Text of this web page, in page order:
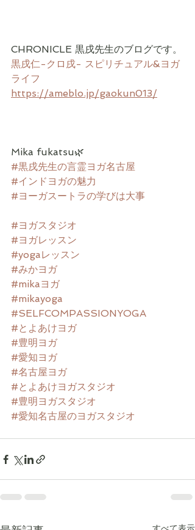
CHRONICLE 黒戌先生のブログです。
黒戌仁-クロ戌- スピリチュアル&ヨガ
ライフ
https://ameblo.jp/gaokun013/
Mika fukatsu🌿
#黒戌先生の言霊ヨガ名古屋
#インドヨガの魅力
#ヨーガスートラの学びは大事
#ヨガスタジオ
#ヨガレッスン
#yogaレッスン
#みかヨガ
#mikaヨガ
#mikayoga
#SELFCOMPASSIONYOGA
#とよあけヨガ
#豊明ヨガ
#愛知ヨガ
#名古屋ヨガ
#とよあけヨガスタジオ
#豊明ヨガスタジオ
#愛知名古屋のヨガスタジオ